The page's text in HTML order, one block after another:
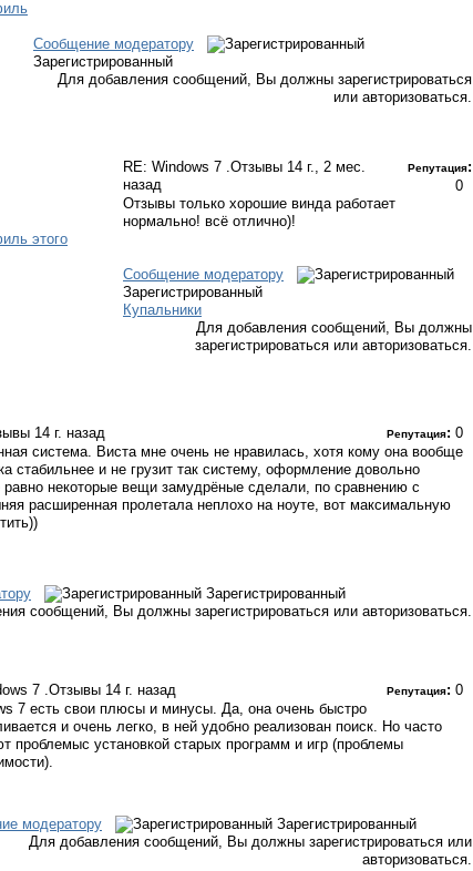
Сообщение модератору
Зарегистрированный
Для добавления сообщений, Вы должны зарегистрироваться
или авторизоваться.
RE: Windows 7 .Отзывы 14 г., 2 мес.
назад
Репутация:
0
Отзывы только хорошие винда работает
нормально! всё отлично)!
Сообщение модератору
Зарегистрированный
Купальники
Для добавления сообщений, Вы должны
зарегистрироваться или авторизоваться.
14 г. назад Репутация: 0
система. Виста мне очень не нравилась, хотя кому она вообще
стабильнее и не грузит так систему, оформление довольно
равно некоторые вещи замудрёные сделали, по сравнению с
расширенная пролетала неплохо на ноуте, вот максимальную
Зарегистрированный
сообщений, Вы должны зарегистрироваться или авторизоваться.
7 .Отзывы 14 г. назад Репутация: 0
7 есть свои плюсы и минусы. Да, она очень быстро
и очень легко, в ней удобно реализован поиск. Но часто
проблемыс установкой старых программ и игр (проблемы
модератору
Зарегистрированный
Для добавления сообщений, Вы должны зарегистрироваться или
авторизоваться.